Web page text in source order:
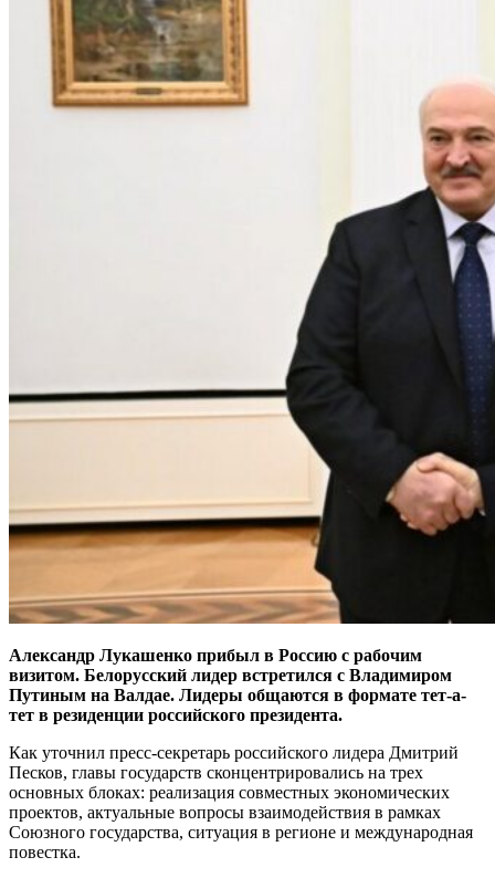
Александр Лукашенко прибыл в Россию с рабочим
визитом. Белорусский лидер встретился с Владимиром
Путиным на Валдае. Лидеры общаются в формате тет-а-
тет в резиденции российского президента.
Как уточнил пресс-секретарь российского лидера Дмитрий
Песков, главы государств сконцентрировались на трех
основных блоках: реализация совместных экономических
проектов, актуальные вопросы взаимодействия в рамках
Союзного государства, ситуация в регионе и международная
повестка.